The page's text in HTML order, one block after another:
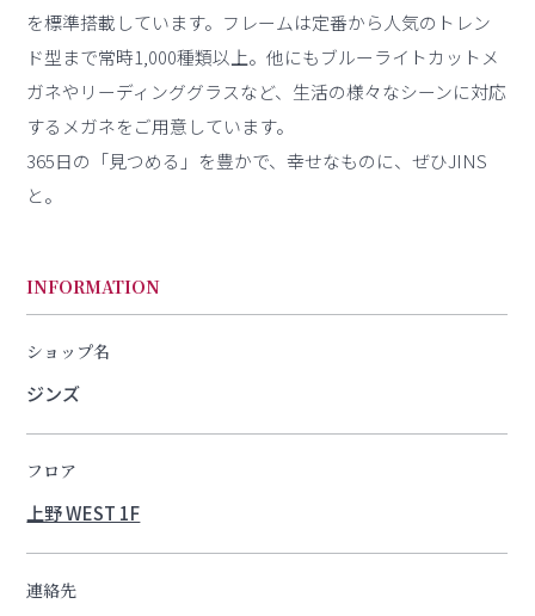
を標準搭載しています。フレームは定番から人気のトレン
ド型まで常時1,000種類以上。他にもブルーライトカットメ
ガネやリーディンググラスなど、生活の様々なシーンに対応
するメガネをご用意しています。
365日の「見つめる」を豊かで、幸せなものに、ぜひJINS
と。
INFORMATION
ショップ名
ジンズ
フロア
上野 WEST 1F
連絡先